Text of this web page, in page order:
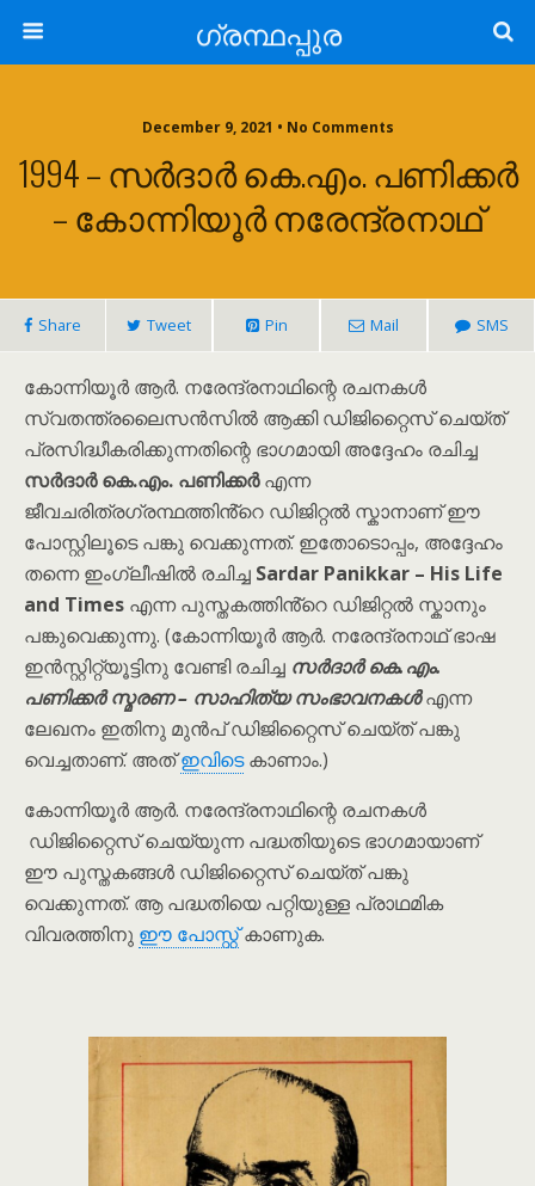
ഗ്രന്ഥപ്പുര
December 9, 2021 • No Comments
1994 – സർദാർ കെ.എം. പണിക്കർ
– കോന്നിയൂർ നരേന്ദ്രനാഥ്
Share Tweet Pin Mail SMS
കോന്നിയൂർ ആർ. നരേന്ദ്രനാഥിന്റെ രചനകൾ
സ്വതന്ത്രലൈസൻസിൽ ആക്കി ഡിജിറ്റൈസ് ചെയ്ത്
പ്രസിദ്ധീകരിക്കുന്നതിന്റെ ഭാഗമായി അദ്ദേഹം രചിച്ച
സർദാർ കെ.എം. പണിക്കർഎന്ന
ജീവചരിത്രഗ്രന്ഥത്തിൻ്റെ ഡിജിറ്റൽ സ്കാനാണ് ഈ
പോസ്റ്റിലൂടെ പങ്കു വെക്കുന്നത്. ഇതോടൊപ്പം, അദ്ദേഹം
തന്നെ ഇംഗ്ലീഷിൽ രചിച്ച Sardar Panikkar – His Life
and Times എന്ന പുസ്തകത്തിൻ്റെ ഡിജിറ്റൽ സ്കാനും
പങ്കുവെക്കുന്നു. (കോന്നിയൂർ ആർ. നരേന്ദ്രനാഥ് ഭാഷ
ഇൻസ്റ്റിറ്റ്യൂട്ടിനു വേണ്ടി രചിച്ച സർദാർ കെ.എം.
പണിക്കർ സ്മരണ – സാഹിത്യ സംഭാവനകൾഎന്ന
ലേഖനം ഇതിനു മുൻപ് ഡിജിറ്റൈസ് ചെയ്ത് പങ്കു
വെച്ചതാണ്. അത്ഇവിടെകാണാം.)
കോന്നിയൂർ ആർ. നരേന്ദ്രനാഥിന്റെ രചനകൾ
ഡിജിറ്റൈസ് ചെയ്യുന്ന പദ്ധതിയുടെ ഭാഗമായാണ്
ഈ പുസ്തകങ്ങൾ ഡിജിറ്റൈസ് ചെയ്ത് പങ്കു
വെക്കുന്നത്. ആ പദ്ധതിയെ പറ്റിയുള്ള പ്രാഥമിക
വിവരത്തിനു ഈ പോസ്റ്റ്കാണുക.